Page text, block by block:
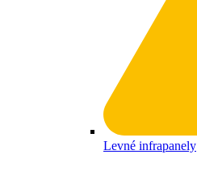
Levné infrapanely